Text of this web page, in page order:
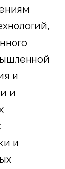
и
и
и